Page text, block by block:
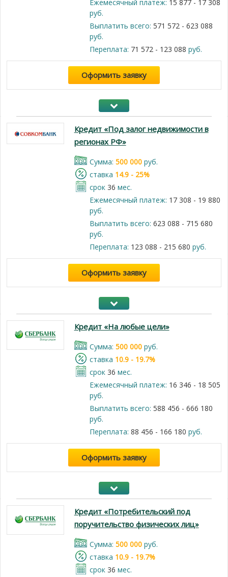
Ежемесячный платеж: 15 877 - 17 308
руб.
Выплатить всего: 571 572 - 623 088
руб.
Переплата: 71 572 - 123 088 руб.
Оформить заявку
Кредит «Под залог недвижимости в
регионах РФ»
Cумма: 500 000руб.
cтавка 14.9 - 25%
срок 36 мес.
Ежемесячный платеж: 17 308 - 19 880
руб.
Выплатить всего: 623 088 - 715 680
руб.
Переплата: 123 088 - 215 680 руб.
Оформить заявку
Кредит «На любые цели»
Cумма: 500 000руб.
cтавка 10.9 - 19.7%
срок 36 мес.
Ежемесячный платеж: 16 346 - 18 505
руб.
Выплатить всего: 588 456 - 666 180
руб.
Переплата: 88 456 - 166 180 руб.
Оформить заявку
Кредит «Потребительский под
поручительство физических лиц»
Cумма: 500 000руб.
cтавка 10.9 - 19.7%
срок 36 мес.